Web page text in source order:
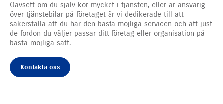
Oavsett om du själv kör mycket i tjänsten, eller är ansvarig
över tjänstebilar på företaget är vi dedikerade till att
säkerställa att du har den bästa möjliga servicen och att just
de fordon du väljer passar ditt företag eller organisation på
bästa möjliga sätt.
Kontakta oss